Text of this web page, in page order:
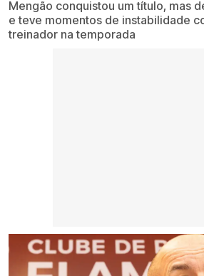
Mengão conquistou um título, mas
e teve momentos de instabilidade
treinador na temporada